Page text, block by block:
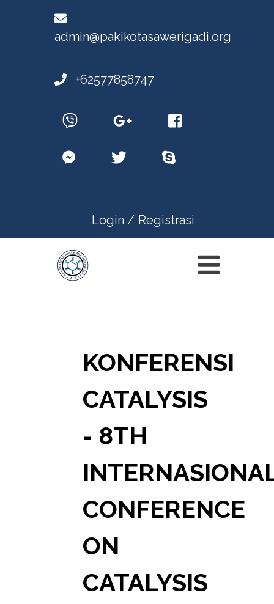
admin@pakikotasawerigadi.org
+62577858747
Login / Registrasi
KONFERENSI
CATALYSIS
- 8TH
CONFERENCE
ON
CATALYSIS